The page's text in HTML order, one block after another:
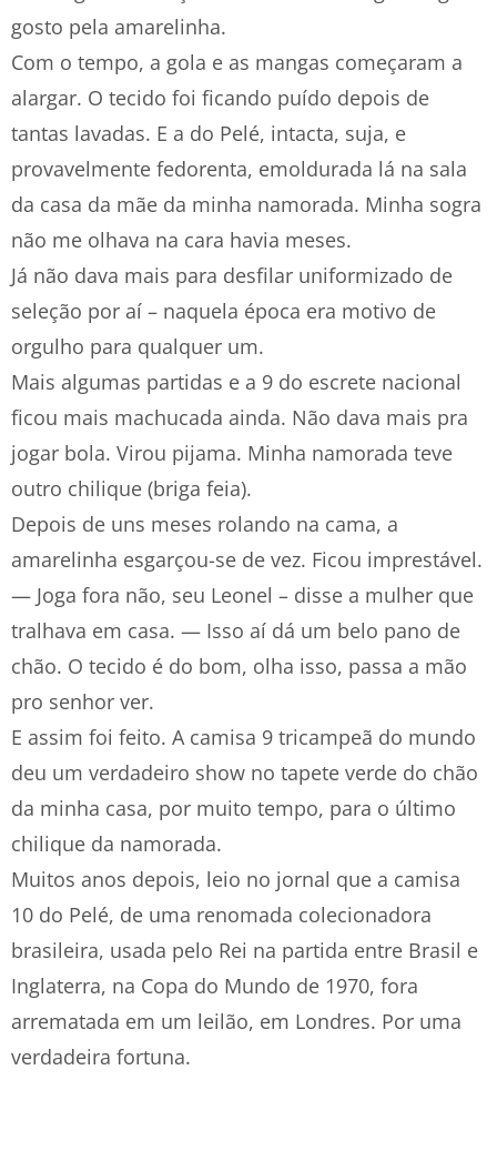
gosto pela amarelinha.
Com o tempo, a gola e as mangas começaram a
alargar. O tecido foi ficando puído depois de
tantas lavadas. E a do Pelé, intacta, suja, e
provavelmente fedorenta, emoldurada lá na sala
da casa da mãe da minha namorada. Minha sogra
não me olhava na cara havia meses.
Já não dava mais para desfilar uniformizado de
seleção por aí – naquela época era motivo de
orgulho para qualquer um.
Mais algumas partidas e a 9 do escrete nacional
ficou mais machucada ainda. Não dava mais pra
jogar bola. Virou pijama. Minha namorada teve
outro chilique (briga feia).
Depois de uns meses rolando na cama, a
amarelinha esgarçou-se de vez. Ficou imprestável.
— Joga fora não, seu Leonel – disse a mulher que
tralhava em casa. — Isso aí dá um belo pano de
chão. O tecido é do bom, olha isso, passa a mão
pro senhor ver.
E assim foi feito. A camisa 9 tricampeã do mundo
deu um verdadeiro show no tapete verde do chão
da minha casa, por muito tempo, para o último
chilique da namorada.
Muitos anos depois, leio no jornal que a camisa
10 do Pelé, de uma renomada colecionadora
brasileira, usada pelo Rei na partida entre Brasil e
Inglaterra, na Copa do Mundo de 1970, fora
arrematada em um leilão, em Londres. Por uma
verdadeira fortuna.